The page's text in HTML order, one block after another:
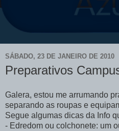
SÁBADO, 23 DE JANEIRO DE 2010
Preparativos
Galera, estou me arrumando
separando as roupas e
Segue algumas dicas da Info
- Edredom ou colchonete: um